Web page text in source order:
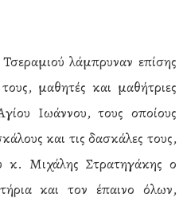
λάμπρυναν επίσης
μαθητές και μαθήτριες
Ιωάννου, τους οποίους
και τις δασκάλες τους,
κ. Μιχάλης Στρατηγάκης ο
και τον έπαινο όλων,